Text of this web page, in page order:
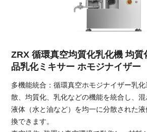
ZRX 循環真空均質化乳化機 均質
品乳化ミキサー ホモジナイザー
多機能統合：循環真空ホモジナイザー乳
散、均質化、乳化などの機能を統合し、
液体（水と油など）を均一に分散された
換できます。